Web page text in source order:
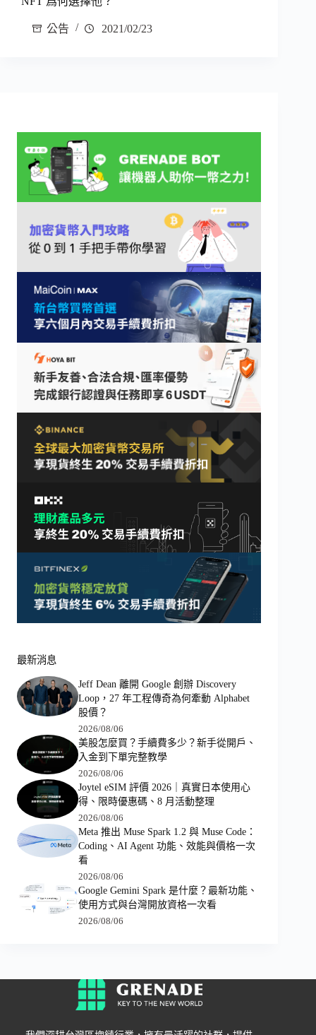
公告 2021/02/23
最新消息
Jeff Dean 離開 Google 創辦 Discovery
Loop，27 年工程傳奇為何牽動 Alphabet
股價？
2026/08/06
美股怎麼買？手續費多少？新手從開戶、
入金到下單完整教學
2026/08/06
Joytel eSIM 評價 2026｜真實日本使用心
得、限時優惠碼、8 月活動整理
2026/08/06
Meta 推出 Muse Spark 1.2 與 Muse Code：
Coding、AI Agent 功能、效能與價格一次
看
2026/08/06
Google Gemini Spark 是什麼？最新功能、
使用方式與台灣開放資格一次看
2026/08/06